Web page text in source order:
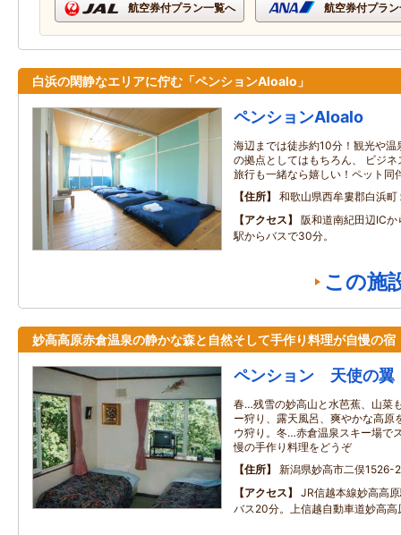
航空券付プラン一覧へ 航空券付プラ
白浜の閑静なエリアに佇む「ペンションAloalo」
ペンションAloalo
海辺までは徒歩約10分！観光や
の拠点としてはもちろん、 ビジ
旅行も一緒なら嬉しい！ペット同
住所
和歌山県西牟婁郡白浜町
アクセス
阪和道南紀田辺IC
駅からバスで30分。
この施
妙高高原赤倉温泉の静かな森と自然そして手作り料理が自慢の宿
ペンション 天使の翼
春…残雪の妙高山と水芭蕉、山菜
ー狩り、露天風呂、爽やかな高
ウ狩り。冬…赤倉温泉スキー場で
慢の手作り料理をどうぞ
住所
新潟県妙高市二俣1526-
アクセス
JR信越本線妙高高
バス20分。上信越自動車道妙高高